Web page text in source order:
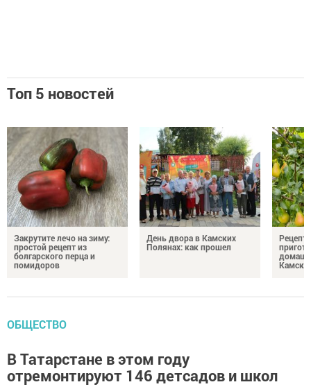
Топ 5 новостей
Закрутите лечо на зиму:
простой рецепт из
болгарского перца и
помидоров
День двора в Камских
Полянах: как прошел
ОБЩЕСТВО
В Татарстане в этом году
отремонтируют 146 детсадов и школ